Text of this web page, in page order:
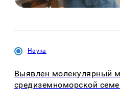
Наука
Выявлен молекулярный
средиземноморской